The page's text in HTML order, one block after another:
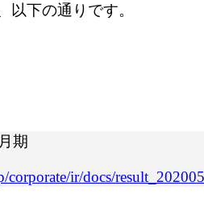
以下の通りです。
期
corporate/ir/docs/